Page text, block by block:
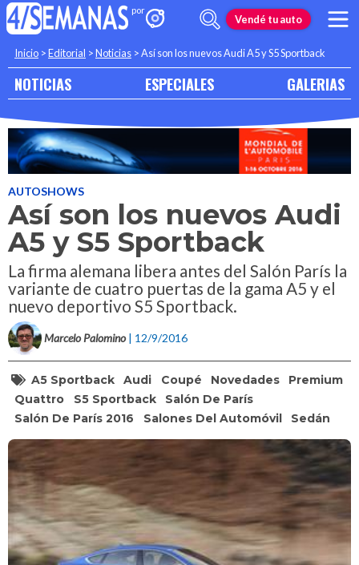
Vendé tu auto
Inicio >Editorial >Noticias >Así son los nuevos Audi A5 y S5 Sportback
NOTICIAS ESPECIALES GALERIAS
AUTOSHOWS
Así son los nuevos Audi
A5 y S5 Sportback
La firma alemana libera antes del Salón París la
variante de cuatro puertas de la gama A5 y el
nuevo deportivo S5 Sportback.
Marcelo Palomino | 12/9/2016
A5 Sportback Audi Coupé Novedades
Premium
Quattro
S5 Sportback
Salón De París
Salón De París 2016
Salones Del Automóvil Sedán